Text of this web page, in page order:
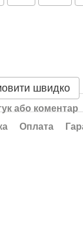
швидко
або коментар
Оплата